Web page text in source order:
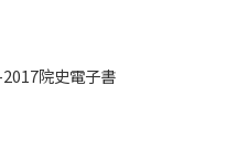
院史電子書